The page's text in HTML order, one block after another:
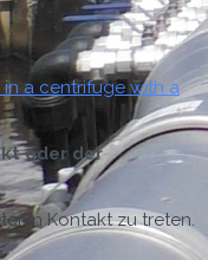
a centrifuge with a
oder der
in Kontakt zu treten.